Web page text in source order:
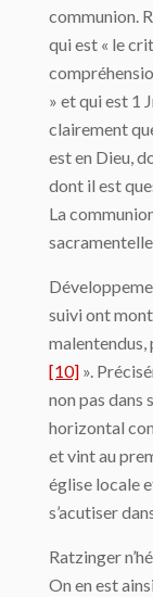
communion.
qui est « le
» et qui est 1
clairement
est en Dieu,
dont il est
La
suivi ont
malentendus,
[10] ».
non pas dans
horizontal
et vint au
église locale
s’acutiser
Ratzinger
On en est